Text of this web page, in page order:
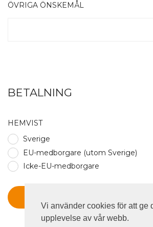
Vi använder cookies för att ge
upplevelse av vår webb.
ÖVRIGA ÖNSKEMÅL
BETALNING
HEMVIST
Sverige
EU-medborgare (utom Sverige)
Icke-EU-medborgare